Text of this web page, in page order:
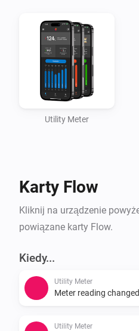
Utility Meter
Karty Flow
Kliknij na urządzenie
powiązane karty Flow.
Kiedy...
Utility Meter
Meter reading changed
Utility Meter